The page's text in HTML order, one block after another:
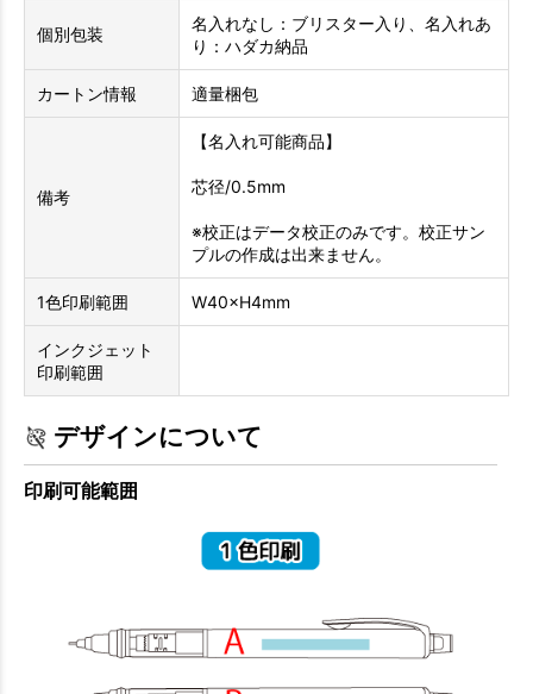
個別包装
名入れなし：ブリスター入り、名入れあ
り：ハダカ納品
カートン情報 適量梱包
備考
【名入れ可能商品】
芯径/0.5mm
※校正はデータ校正のみです。校正サン
プルの作成は出来ません。
1色印刷範囲 W40×H4mm
インクジェット
印刷範囲
デザインについて
印刷可能範囲